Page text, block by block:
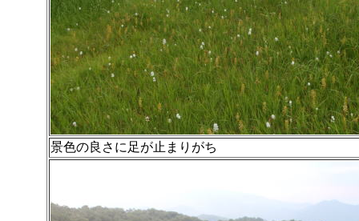
景色の良さに足が止まりがち